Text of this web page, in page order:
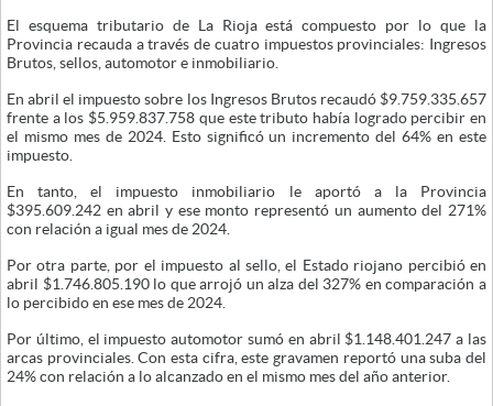
El esquema tributario de La Rioja está compuesto por lo que la
Provincia recauda a través de cuatro impuestos provinciales: Ingresos
Brutos, sellos, automotor e inmobiliario.
En abril el impuesto sobre los Ingresos Brutos recaudó $9.759.335.657
frente a los $5.959.837.758 que este tributo había logrado percibir en
el mismo mes de 2024. Esto significó un incremento del 64% en este
impuesto.
En tanto, el impuesto inmobiliario le aportó a la Provincia
$395.609.242 en abril y ese monto representó un aumento del 271%
con relación a igual mes de 2024.
Por otra parte, por el impuesto al sello, el Estado riojano percibió en
abril $1.746.805.190 lo que arrojó un alza del 327% en comparación a
lo percibido en ese mes de 2024.
Por último, el impuesto automotor sumó en abril $1.148.401.247 a las
arcas provinciales. Con esta cifra, este gravamen reportó una suba del
24% con relación a lo alcanzado en el mismo mes del año anterior.